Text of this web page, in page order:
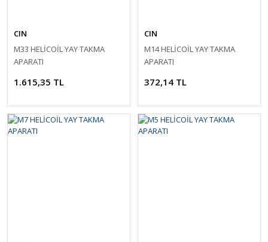
CIN
M33 HELİCOİL YAY TAKMA
APARATI
1.615,35 TL
CIN
M14 HELİCOİL YAY TAKMA
APARATI
372,14 TL